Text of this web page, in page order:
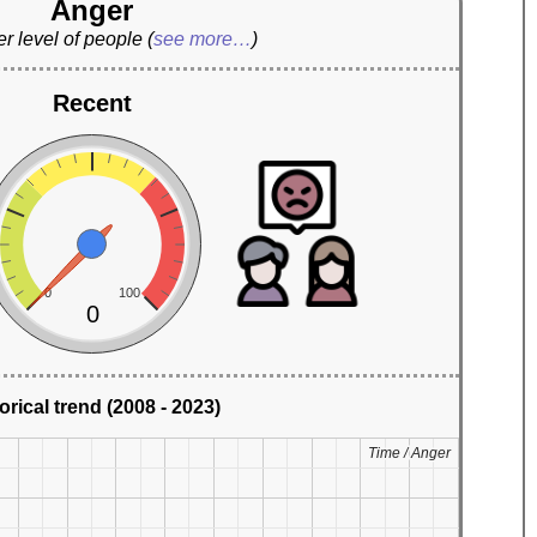
Anger
level of people(see more…)
Recent
0 100
0
trend (2008 - 2023)
Time / Anger
Time / Anger